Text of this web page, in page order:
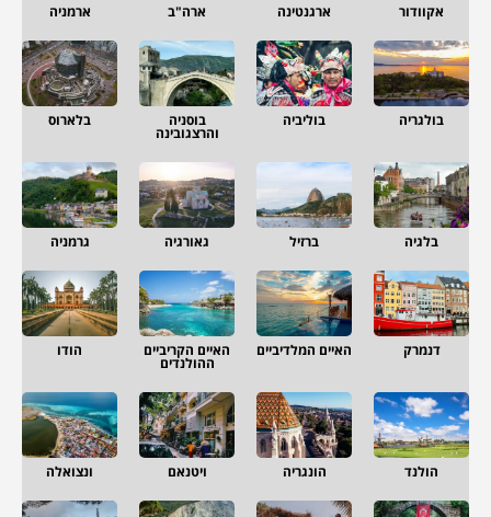
אקוודור ארגנטינה ארה"ב ארמניה
בולגריה בוליביה בוסניה
והרצגובינה
בלארוס
בלגיה ברזיל גאורגיה גרמניה
דנמרק האיים המלדיביים האיים הקריביים
ההולנדים
הודו
הולנד הונגריה ויטנאם ונצואלה